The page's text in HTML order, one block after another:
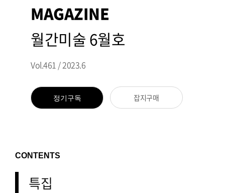
MAGAZINE
월간미술 6월호
Vol.461 / 2023.6
정기구독 잡지구매
CONTENTS
특집